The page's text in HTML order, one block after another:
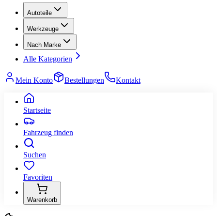
Autoteile
Werkzeuge
Nach Marke
Alle Kategorien
Mein Konto Bestellungen Kontakt
Startseite
Fahrzeug finden
Suchen
Favoriten
Warenkorb